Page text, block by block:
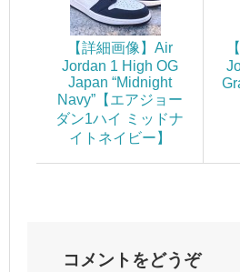
【詳細画像】Air
Jordan 1 High OG
Japan “Midnight
Navy”【エアジョー
ダン1ハイ ミッドナ
イトネイビー】
コメントをどうぞ